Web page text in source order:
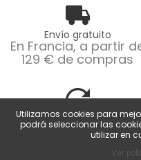
Envío gratuito
En Francia, a partir
129 € de compras
Devoluciones fáciles
Devoluciones
Utilizamos cookies para
podrá seleccionar las
utilizar en
Ver